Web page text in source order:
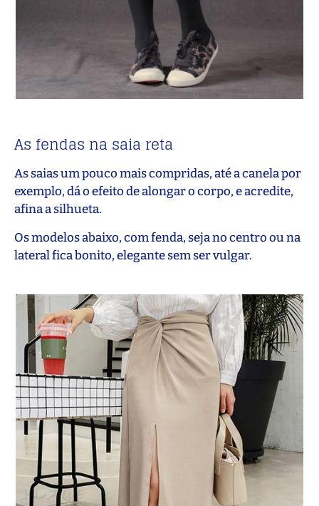
As fendas na saia reta
As saias um pouco mais compridas, até a canela por
exemplo, dá o efeito de alongar o corpo, e acredite,
afina a silhueta.
Os modelos abaixo, com fenda, seja no centro ou na
lateral fica bonito, elegante sem ser vulgar.